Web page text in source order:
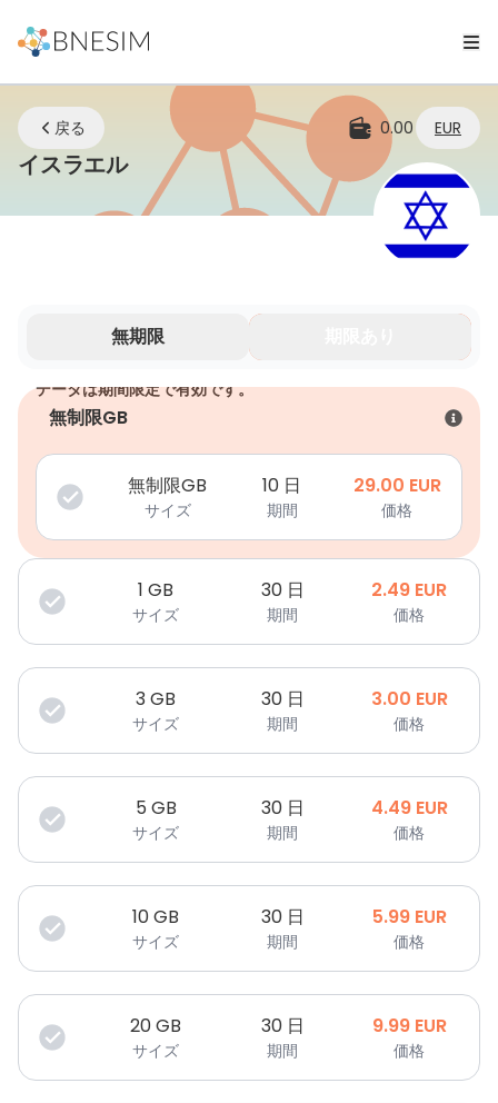
戻る 0.00 EUR
イスラエルeSIM | どこにいてもつながり続ける
無期限
データは期間限定で有効です。
無制限GB
無制限GB
サイズ
10 日
期間
29.00 EUR
価格
1 GB
サイズ
30 日
期間
2.49 EUR
価格
3GB
サイズ
30 日
期間
3.00 EUR
価格
5 GB
サイズ
30 日
期間
4.49 EUR
価格
10GB
サイズ
30 日
期間
5.99 EUR
価格
20GB
サイズ
30 日
期間
9.99 EUR
価格